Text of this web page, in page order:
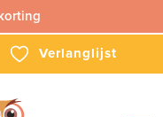
Verlanglijst